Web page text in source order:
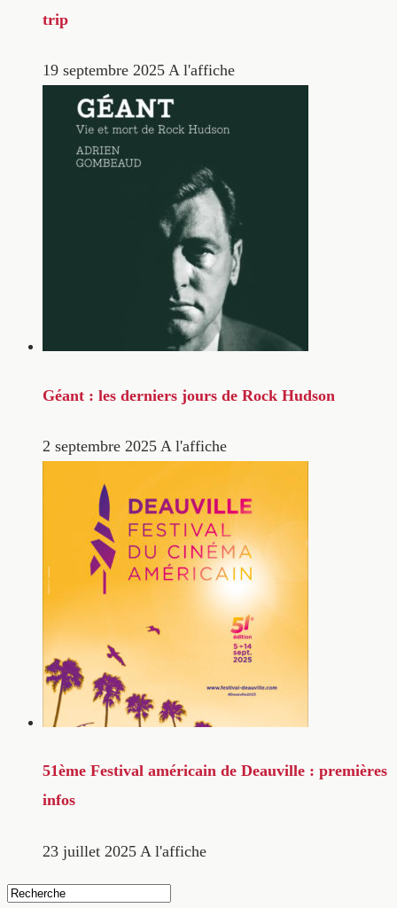
trip
19 septembre 2025 A l'affiche
Géant : les derniers jours de Rock Hudson
2 septembre 2025 A l'affiche
51ème Festival américain de Deauville : premières
infos
23 juillet 2025 A l'affiche